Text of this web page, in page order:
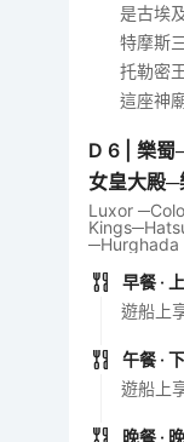
是古埃
特摩斯
托勒密
這座神
D6 |樂蜀
女皇大殿
Luxor
─Hurghada
早餐 ·
遊船上
午餐 ·
遊船上
晚餐 ·